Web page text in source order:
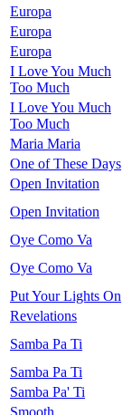
Europa
Europa
Europa
I Love You Much
Too Much
I Love You Much
Too Much
Maria Maria
One of These Days
Open Invitation
Open Invitation
Oye Como Va
Oye Como Va
Put Your Lights On
Revelations
Samba Pa Ti
Samba Pa Ti
Samba Pa' Ti
Smooth